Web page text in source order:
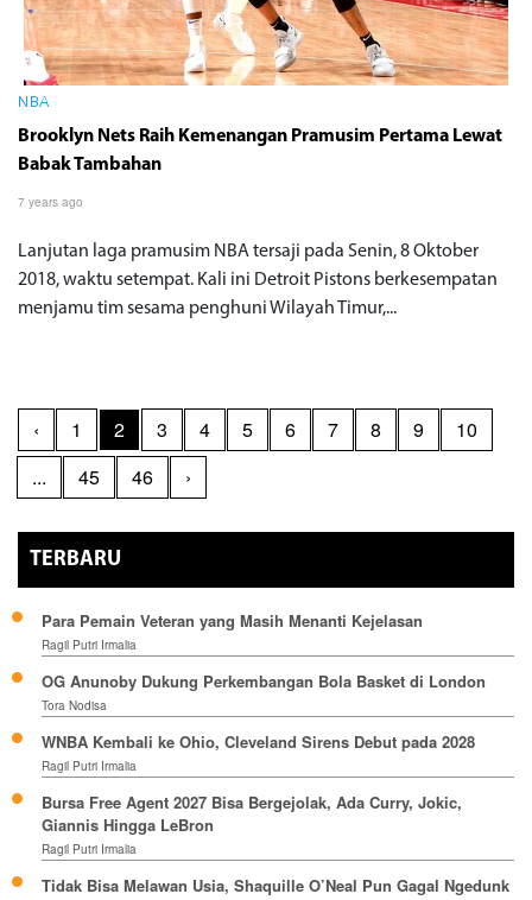
NBA
Brooklyn Nets Raih Kemenangan Pramusim Pertama Lewat
Babak Tambahan
7 years ago
Lanjutan laga pramusim NBA tersaji pada Senin, 8 Oktober
2018, waktu setempat. Kali ini Detroit Pistons berkesempatan
menjamu tim sesama penghuni Wilayah Timur,...
‹ 1 2 3 4 5 6 7 8 9
10
...
45 46 ›
TERBARU
Para Pemain Veteran yang Masih Menanti Kejelasan
Ragil Putri Irmalia
OG Anunoby Dukung Perkembangan Bola Basket di London
Tora Nodisa
WNBA Kembali ke Ohio, Cleveland Sirens Debut pada 2028
Ragil Putri Irmalia
Bursa Free Agent 2027 Bisa Bergejolak, Ada Curry, Jokic,
Giannis Hingga LeBron
Ragil Putri Irmalia
Tidak Bisa Melawan Usia, Shaquille O’Neal Pun Gagal Ngedunk